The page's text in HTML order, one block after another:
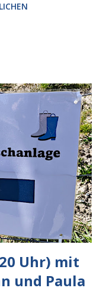
dem Austausch
nicht, um den
KI rechtslastig
dass der neue Grok
Themen auf dem
eigene Sicht der
relevant
gefährlich
Grok soll
mitarbeiten,
Uhr) mit
und Paula